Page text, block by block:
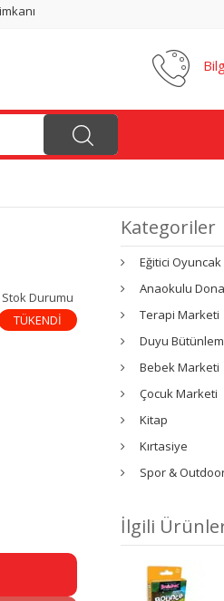
Stok Durumu
TÜKENDİ
Kategoriler
Eğitici Oyuncak
Anaokulu
Terapi Marketi
Duyu
Bebek Marketi
Çocuk Marketi
Kitap
Kırtasiye
Spor &
İlgili